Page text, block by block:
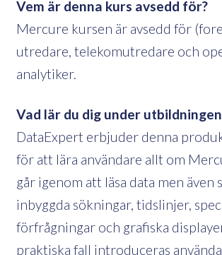
Vem är denna kurs avsedd för?
Mercure kursen är avsedd för
utredare, telekomutredare och
analytiker.
Vad lär du dig under
DataExpert erbjuder denna
för att lära användare allt om
går igenom att läsa data men även
inbyggda sökningar, tidslinjer,
förfrågningar och grafiska
praktiska fall introduceras